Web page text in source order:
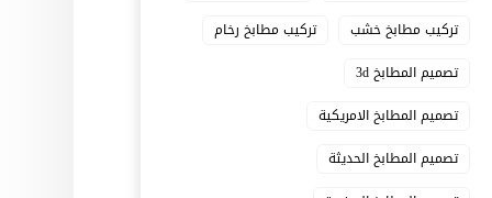
تركيب مطابخ خشب
تركيب مطابخ رخام
تصميم المطابخ 3d
تصميم المطابخ الامريكية
تصميم المطابخ الحديثة